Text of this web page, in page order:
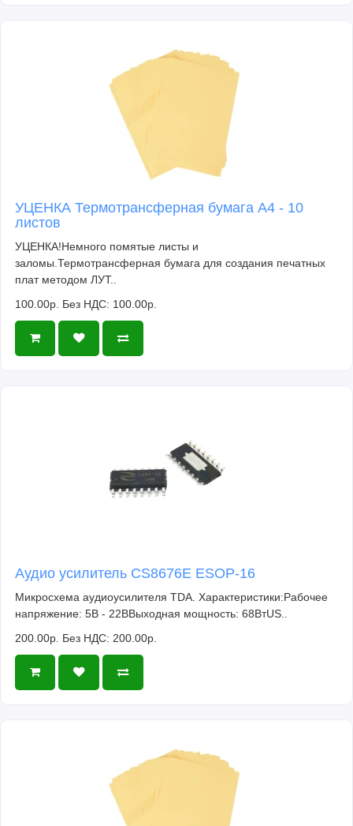
УЦЕНКА Термотрансферная бумага А4 - 10
листов
УЦЕНКА!Немного помятые листы и
заломы.Термотрансферная бумага для создания печатных
плат методом ЛУТ..
100.00р. Без НДС: 100.00р.
Аудио усилитель CS8676E ESOP-16
Микросхема аудиоусилителя TDA. Характеристики:Рабочее
напряжение: 5В - 22ВВыходная мощность: 68ВтUS..
200.00р. Без НДС: 200.00р.